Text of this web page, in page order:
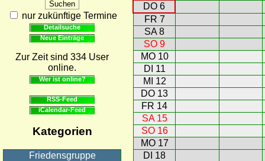
nur zukünftige Termine
Detailsuche
Neue Einträge
Zur Zeit sind 334 User
online.
Wer ist online?
RSS-Feed
iCalendar-Feed
Kategorien
Friedensgruppe
DO 6
FR 7
SA 8
SO 9
MO 10
DI 11
MI 12
DO 13
FR 14
SA 15
SO 16
MO 17
DI 18